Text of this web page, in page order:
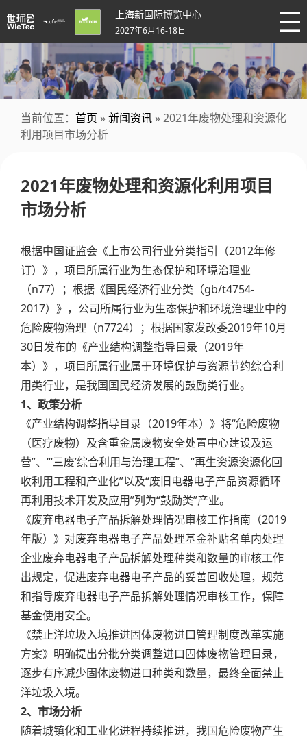
上海新国际博览中心
2027年6月16-18日
当前位置： 首页 »新闻资讯 » 2021年废物处理和资源化
利用项目市场分析
2021年废物处理和资源化利用项目
市场分析
根据中国证监会《上市公司行业分类指引（2012年修
订）》，项目所属行业为生态保护和环境治理业
（n77）；根据《国民经济行业分类（gb/t4754-
2017）》，公司所属行业为生态保护和环境治理业中的
危险废物治理（n7724）；根据国家发改委2019年10月
30日发布的《产业结构调整指导目录（2019年
本）》，项目所属行业属于环境保护与资源节约综合利
用类行业，是我国国民经济发展的鼓励类行业。
1、政策分析
《产业结构调整指导目录（2019年本）》将“危险废物
（医疗废物）及含重金属废物安全处置中心建设及运
营”、“‘三废’综合利用与治理工程”、“再生资源资源化回
收利用工程和产业化”以及“废旧电器电子产品资源循环
再利用技术开发及应用”列为“鼓励类”产业。
《废弃电器电子产品拆解处理情况审核工作指南（2019
年版）》对废弃电器电子产品处理基金补贴名单内处理
企业废弃电器电子产品拆解处理种类和数量的审核工作
出规定，促进废弃电器电子产品的妥善回收处理，规范
和指导废弃电器电子产品拆解处理情况审核工作，保障
基金使用安全。
《禁止洋垃圾入境推进固体废物进口管理制度改革实施
方案》明确提出分批分类调整进口固体废物管理目录，
逐步有序减少固体废物进口种类和数量，最终全面禁止
洋垃圾入境。
2、市场分析
随着城镇化和工业化进程持续推进，我国危险废物产生